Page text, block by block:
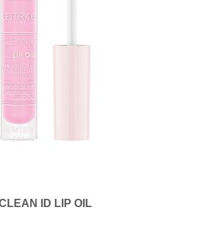
ID LIP OIL